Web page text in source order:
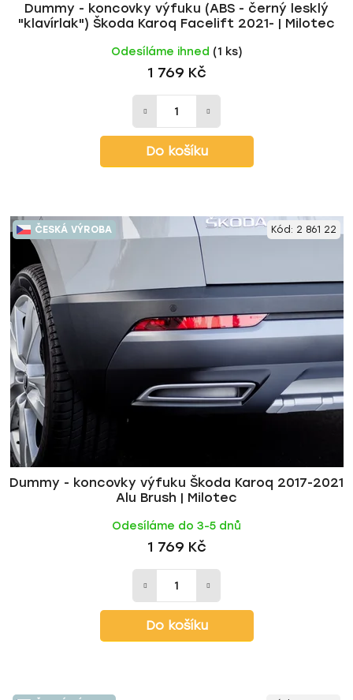
Dummy - koncovky výfuku (ABS - černý lesklý
"klavírlak") Škoda Karoq Facelift 2021- | Milotec
Odesíláme ihned (1 ks)
1 769 Kč
Do košíku
ČESKÁ VÝROBA
Dummy - koncovky výfuku Škoda Karoq 2017-2021
Alu Brush | Milotec
Odesíláme do 3-5 dnů
1 769 Kč
Do košíku
Kód: 2 861 22